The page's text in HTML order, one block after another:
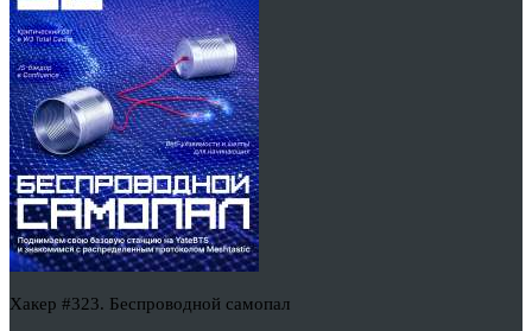
Хакер #323. Беспроводной самопал